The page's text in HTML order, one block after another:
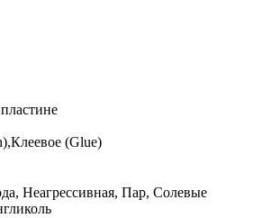
(Glue)
Неагрессивная, Пар, Солевые